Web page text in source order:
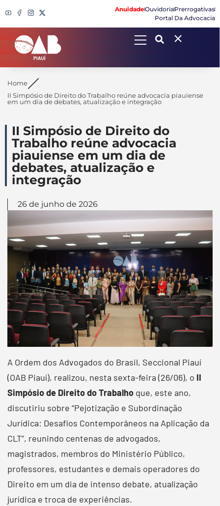
AnuidadeOuvidoriaPrerrogativas
Portal Da Advocacia
Search
Home
II Simpósio de Direito do Trabalho reúne advocacia piauiense
em um dia de debates, atualização e integração
II Simpósio de Direito do
Trabalho reúne advocacia
piauiense em um dia de
debates, atualização e
integração
26 de junho de 2026
A Ordem dos Advogados do Brasil, Seccional Piauí
(OAB Piauí), realizou, nesta sexta-feira (26/06), o II
Simpósio de Direito do Trabalho que, este ano,
discutiriu sobre “Pejotização e Subordinação
Jurídica: Desafios Contemporâneos na Aplicação da
CLT”, reunindo centenas de advogados,
magistrados, membros do Ministério Público,
professores, estudantes e demais operadores do
Direito em um dia de intenso debate, atualização
jurídica e troca de experiências.